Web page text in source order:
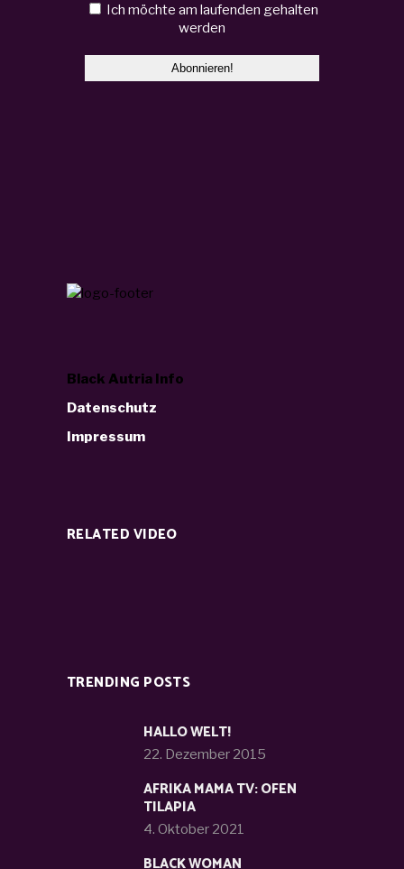
Ich möchte am laufenden gehalten
werden
Black Autria Info
Datenschutz
Impressum
RELATED VIDEO
TRENDING POSTS
HALLO WELT!
22. Dezember 2015
AFRIKA MAMA TV: OFEN
TILAPIA
4. Oktober 2021
BLACK WOMAN